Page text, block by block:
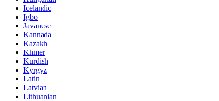
Icelandic
Igbo
Javanese
Kannada
Kazakh
Khmer
Kurdish
Kyrgyz
Latin
Latvian
Lithuanian